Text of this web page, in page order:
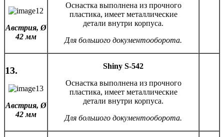
Австрия, Ø
42 мм
Оснастка выполнена из прочного
пластика, имеет металлические
детали внутри корпуса.
Для большого документооборота.
13.
Австрия, Ø
42 мм
Shiny S-542
Оснастка выполнена из прочного
пластика, имеет металлические
детали внутри корпуса.
Для большого документооборота.